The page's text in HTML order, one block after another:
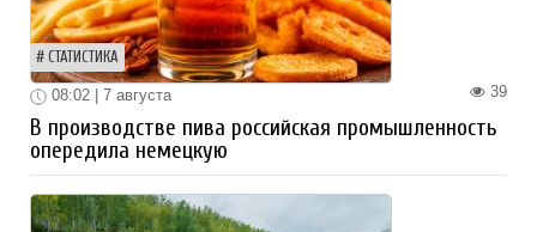
СТАТИСТИКА
39
08:02 | 7 августа
В производстве пива российская промышленность
опередила немецкую